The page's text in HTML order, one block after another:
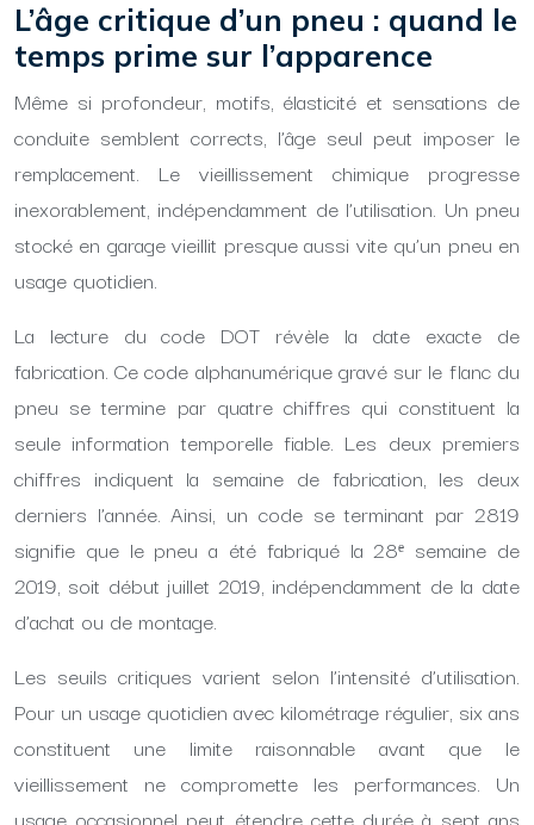
L’âge critique d’un pneu : quand le
temps prime sur l’apparence
Même si profondeur, motifs, élasticité et sensations de
conduite semblent corrects, l’âge seul peut imposer le
remplacement. Le vieillissement chimique progresse
inexorablement, indépendamment de l’utilisation. Un pneu
stocké en garage vieillit presque aussi vite qu’un pneu en
usage quotidien.
La lecture du code DOT révèle la date exacte de
fabrication. Ce code alphanumérique gravé sur le flanc du
pneu se termine par quatre chiffres qui constituent la
seule information temporelle fiable. Les deux premiers
chiffres indiquent la semaine de fabrication, les deux
derniers l’année. Ainsi, un code se terminant par 2819
signifie que le pneu a été fabriqué la 28ᵉ semaine de
2019, soit début juillet 2019, indépendamment de la date
d’achat ou de montage.
Les seuils critiques varient selon l’intensité d’utilisation.
Pour un usage quotidien avec kilométrage régulier, six ans
constituent une limite raisonnable avant que le
vieillissement ne compromette les performances. Un
usage occasionnel peut étendre cette durée à sept ans